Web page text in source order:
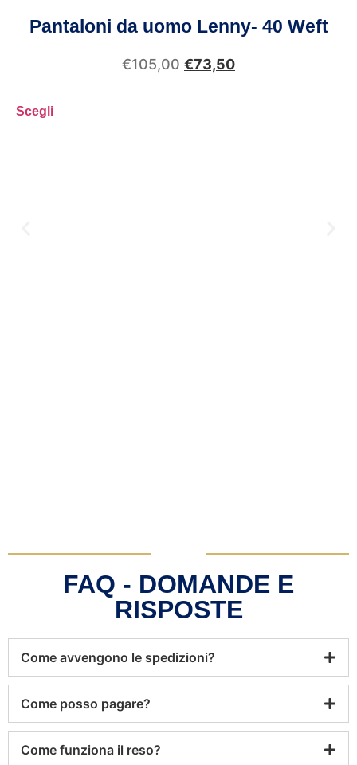
Pantaloni da uomo Lenny- 40 Weft
€105,00 €73,50
Scegli
FAQ - DOMANDE E
RISPOSTE
Come avvengono le spedizioni?
Come posso pagare?
Come funziona il reso?